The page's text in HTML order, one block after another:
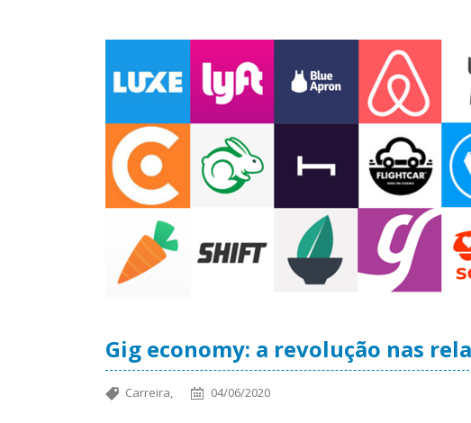
Gig economy: a revolução nas
Carreira, 04/06/2020